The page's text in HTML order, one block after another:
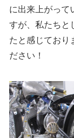
に出来上がって
すが、私たちと
たと感じており
ださい！